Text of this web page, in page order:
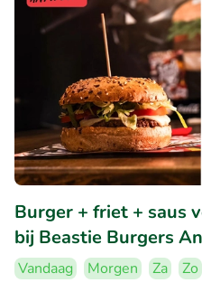
Burger + friet + saus
bij Beastie Burgers
Vandaag Morgen Za Zo